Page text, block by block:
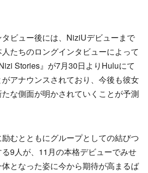
ビュー後には、NiziUデビューまで
たちのロングインタビューによって
Stories』が7月30日よりHuluにて
アナウンスされており、今後も彼女
な側面が明かされていくことが予測
むとともにグループとしての結びつ
9人が、11月の本格デビューでみせ
となった姿に今から期待が高まるば